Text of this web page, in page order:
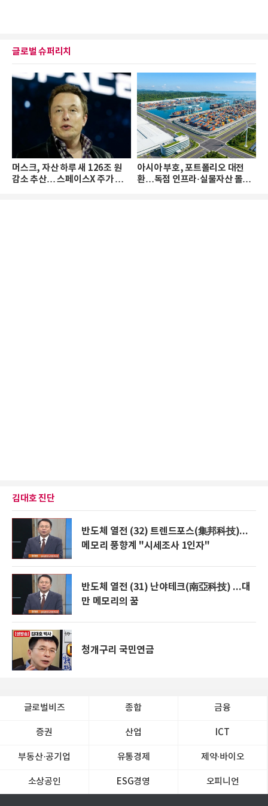
글로벌 슈퍼리치
머스크, 자산 하루 새 126조 원
감소 추산… 스페이스X 주가 하
아시아 부호, 포트폴리오 대전
환…독점 인프라·실물자산 몰린
김대호 진단
반도체 열전 (32) 트렌드포스(集邦科技)...
메모리 풍향계 "시세조사 1인자"
반도체 열전 (31) 난야테크(南亞科技) ...대
만 메모리의 꿈
청개구리 국민연금
글로벌비즈 종합 금융
증권 산업 ICT
부동산·공기업 유통경제 제약∙바이오
소상공인 ESG경영 오피니언